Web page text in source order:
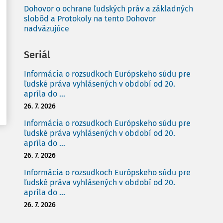
Dohovor o ochrane ľudských práv a základných
slobôd a Protokoly na tento Dohovor
nadväzujúce
Seriál
Informácia o rozsudkoch Európskeho súdu pre
ľudské práva vyhlásených v období od 20.
apríla do ...
26. 7. 2026
Informácia o rozsudkoch Európskeho súdu pre
ľudské práva vyhlásených v období od 20.
apríla do ...
26. 7. 2026
Informácia o rozsudkoch Európskeho súdu pre
ľudské práva vyhlásených v období od 20.
apríla do ...
26. 7. 2026